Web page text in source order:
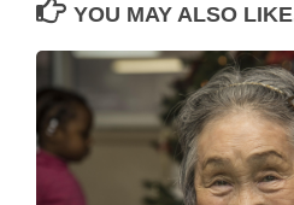
YOU MAY ALSO